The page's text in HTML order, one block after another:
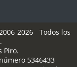
2026 - Todos los
Piro.
5346433